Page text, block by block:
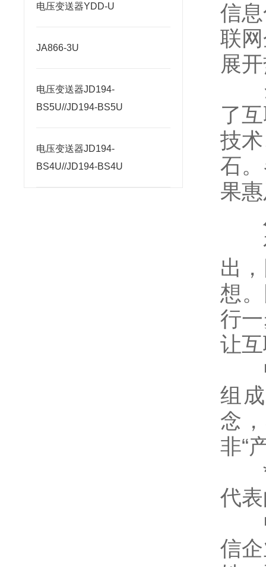
电压变送器YDD-U
JA866-3U
电压变送器JD194-
BS5U//JD194-BS5U
电压变送器JD194-
BS4U//JD194-BS4U
信
联
展
企
了
技
石
果
从
在
出
想
行
让
中
组
念
非“
*
代
中
信